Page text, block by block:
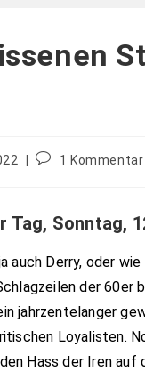
1 Kommentar
Sonntag,
auch Derry, oder
der 60er
jahrzentelanger
Loyalisten.
Hass der Iren